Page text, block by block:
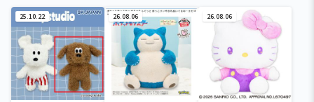
25.10.22 26.08.06 26.08.06